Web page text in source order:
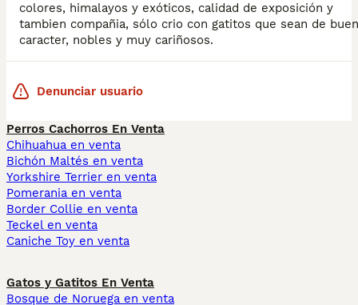
colores, himalayos y exóticos, calidad de exposición y
tambien compañia, sólo crio con gatitos que sean de buen
caracter, nobles y muy cariñosos.
Denunciar usuario
Perros Cachorros En Venta
Chihuahua en venta
Bichón Maltés en venta
Yorkshire Terrier en venta
Pomerania en venta
Border Collie en venta
Teckel en venta
Caniche Toy en venta
Gatos y Gatitos En Venta
Bosque de Noruega en venta